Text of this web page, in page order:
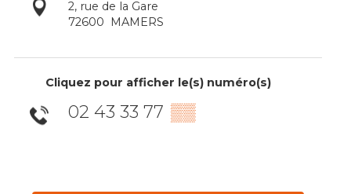
2, rue de la Gare
72600
MAMERS
Cliquez pour afficher le(s) numéro(s)
02 43 33 77 ▒▒